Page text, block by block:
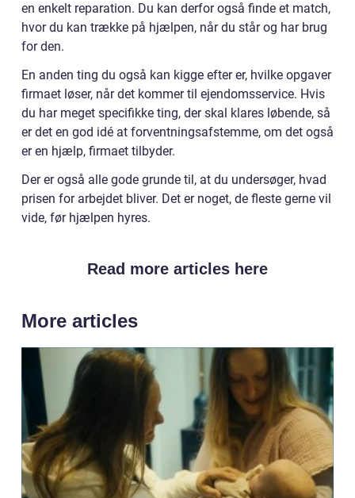
en enkelt reparation. Du kan derfor også finde et match,
hvor du kan trække på hjælpen, når du står og har brug
for den.
En anden ting du også kan kigge efter er, hvilke opgaver
firmaet løser, når det kommer til ejendomsservice. Hvis
du har meget specifikke ting, der skal klares løbende, så
er det en god idé at forventningsafstemme, om det også
er en hjælp, firmaet tilbyder.
Der er også alle gode grunde til, at du undersøger, hvad
prisen for arbejdet bliver. Det er noget, de fleste gerne vil
vide, før hjælpen hyres.
Read more articles here
More articles